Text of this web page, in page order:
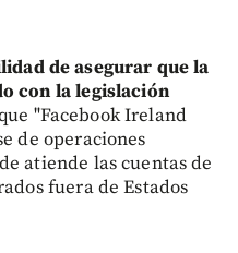
de asegurar que la
con la legislación
"Facebook Ireland
de operaciones
atiende las cuentas de
fuera de Estados